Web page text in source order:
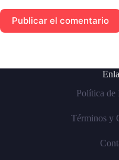
Publicar el comentario
Política de
Términos y